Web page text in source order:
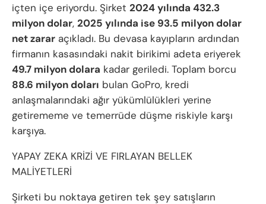
içten içe eriyordu. Şirket 2024 yılında 432.3
milyon dolar, 2025 yılında ise 93.5 milyon dolar
net zarar açıkladı. Bu devasa kayıpların ardından
firmanın kasasındaki nakit birikimi adeta eriyerek
49.7 milyon dolara kadar geriledi. Toplam borcu
88.6 milyon doları bulan GoPro, kredi
anlaşmalarındaki ağır yükümlülükleri yerine
getirememe ve temerrüde düşme riskiyle karşı
karşıya.
YAPAY ZEKA KRİZİ VE FIRLAYAN BELLEK
MALİYETLERİ
Şirketi bu noktaya getiren tek şey satışların